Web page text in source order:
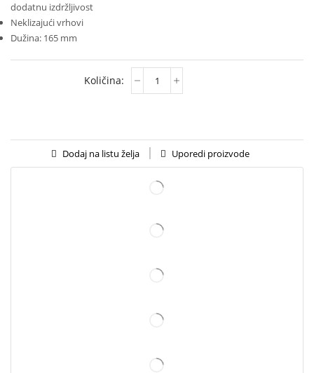
dodatnu izdržljivost
Neklizajući vrhovi
Dužina: 165 mm
Dodaj na listu želja Uporedi proizvode